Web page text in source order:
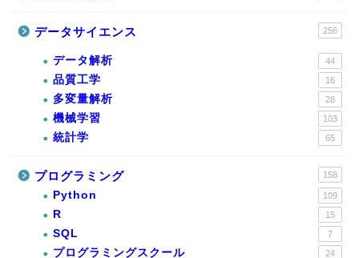
データサイエンス 256
データ解析 44
品質工学 16
多変量解析 28
機械学習 103
統計学 65
プログラミング 158
Python 109
R 15
SQL 7
プログラミングスクール 24